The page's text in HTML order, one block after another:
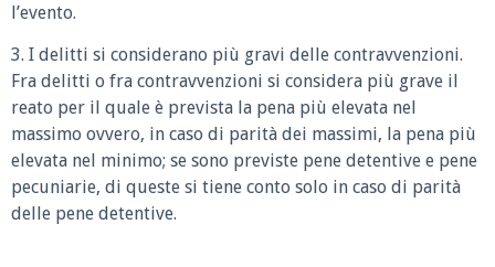
l’evento.
3. I delitti si considerano più gravi delle contravvenzioni.
Fra delitti o fra contravvenzioni si considera più grave il
reato per il quale è prevista la pena più elevata nel
massimo ovvero, in caso di parità dei massimi, la pena più
elevata nel minimo; se sono previste pene detentive e pene
pecuniarie, di queste si tiene conto solo in caso di parità
delle pene detentive.